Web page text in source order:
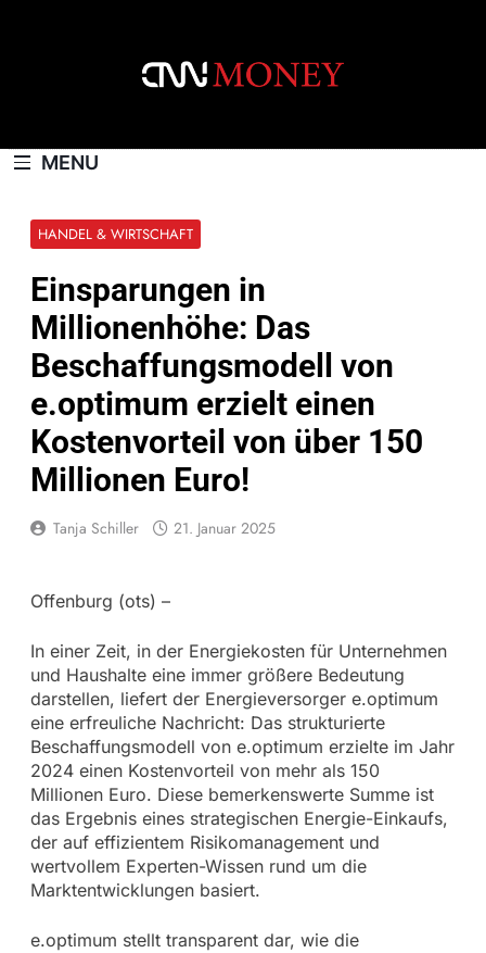
MENU
HANDEL & WIRTSCHAFT
Einsparungen in
Millionenhöhe: Das
Beschaffungsmodell von
e.optimum erzielt einen
Kostenvorteil von über 150
Millionen Euro!
Tanja Schiller 21. Januar 2025
Offenburg (ots) –
In einer Zeit, in der Energiekosten für Unternehmen
und Haushalte eine immer größere Bedeutung
darstellen, liefert der Energieversorger e.optimum
eine erfreuliche Nachricht: Das strukturierte
Beschaffungsmodell von e.optimum erzielte im Jahr
2024 einen Kostenvorteil von mehr als 150
Millionen Euro. Diese bemerkenswerte Summe ist
das Ergebnis eines strategischen Energie-Einkaufs,
der auf effizientem Risikomanagement und
wertvollem Experten-Wissen rund um die
Marktentwicklungen basiert.
e.optimum stellt transparent dar, wie die